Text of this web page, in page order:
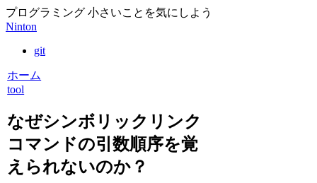
プログラミング 小さいことを気にしよう
Ninton
git
ホーム
tool
なぜシンボリックリンク
コマンドの引数順序を覚
えられないのか？